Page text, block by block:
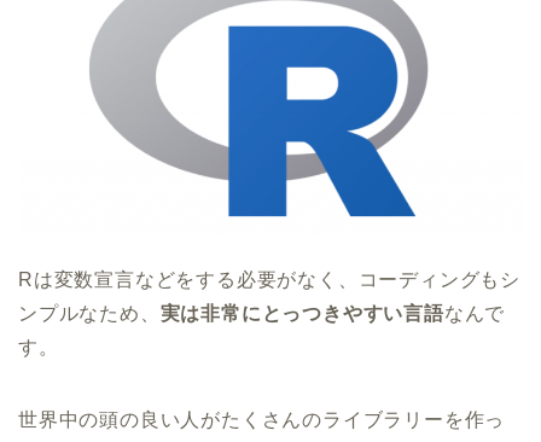
Rは変数宣言などをする必要がなく、コーディングもシ
ンプルなため、 実は非常にとっつきやすい言語なんで
す。
世界中の頭の良い人がたくさんのライブラリーを作っ